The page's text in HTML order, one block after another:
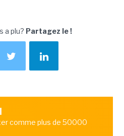
a plu? Partagez le !
comme plus de 50000